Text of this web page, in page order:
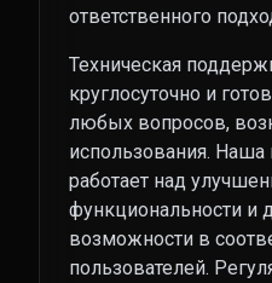
ответственного
Техническая
круглосуточно и
любых вопросов,
использования. Наша
работает над
функциональности и
возможности в
пользователей.